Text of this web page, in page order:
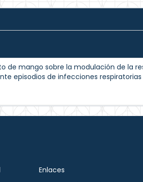
de mango sobre la modulación de la
episodios de infecciones respiratorias
Enlaces